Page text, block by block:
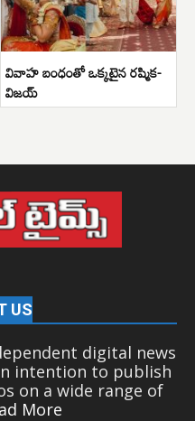
వివాహ బంధంతో ఒక్కటైన రష్మిక-
విజయ్
US
digital news
intention to publish
on a wide range of
More